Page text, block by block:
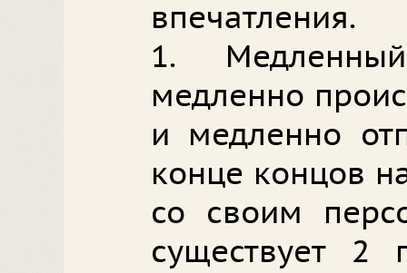
впечатления.
1.
медленно
и медленно
конце концов
со своим
существует 2